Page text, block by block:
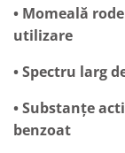
• Momeală
utilizare
• Spectru larg
• Substanțe
benzoat